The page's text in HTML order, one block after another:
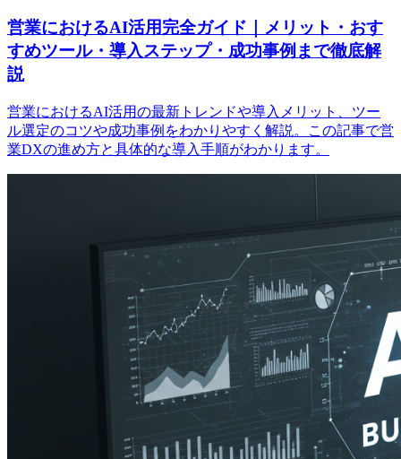
営業におけるAI活用完全ガイド｜メリット・おす
すめツール・導入ステップ・成功事例まで徹底解
説
営業におけるAI活用の最新トレンドや導入メリット、ツー
ル選定のコツや成功事例をわかりやすく解説。この記事で営
業DXの進め方と具体的な導入手順がわかります。